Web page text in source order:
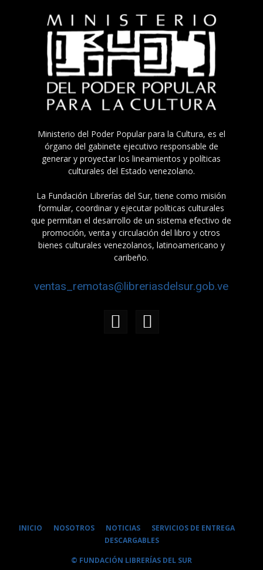
Ministerio del Poder Popular para la Cultura, es el
órgano del gabinete ejecutivo responsable de
generar y proyectar los lineamientos y políticas
culturales del Estado venezolano.
La Fundación Librerías del Sur, tiene como misión
formular, coordinar y ejecutar políticas culturales
que permitan el desarrollo de un sistema efectivo de
promoción, venta y circulación del libro y otros
bienes culturales venezolanos, latinoamericano y
caribeño.
ventas_remotas@libreriasdelsur.gob.ve
INICIO NOSOTROS NOTICIAS
SERVICIOS DE ENTREGA
DESCARGABLES
© FUNDACIÓN LIBRERÍAS DEL SUR